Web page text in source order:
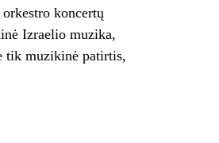
koncertų
Izraelio muzika,
tik muzikinė patirtis,